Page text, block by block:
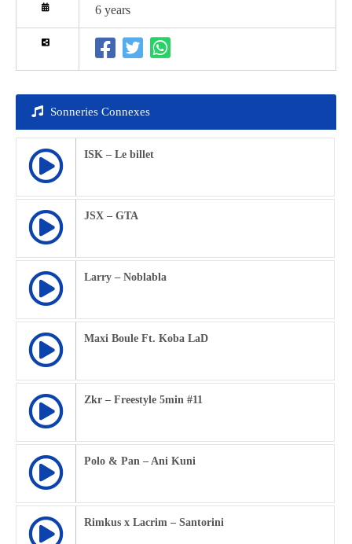
6 years
Sonneries Connexes
ISK – Le billet
JSX – GTA
Larry – Noblabla
Maxi Boule Ft. Koba LaD
Zkr – Freestyle 5min #11
Polo & Pan – Ani Kuni
Rimkus x Lacrim – Santorini